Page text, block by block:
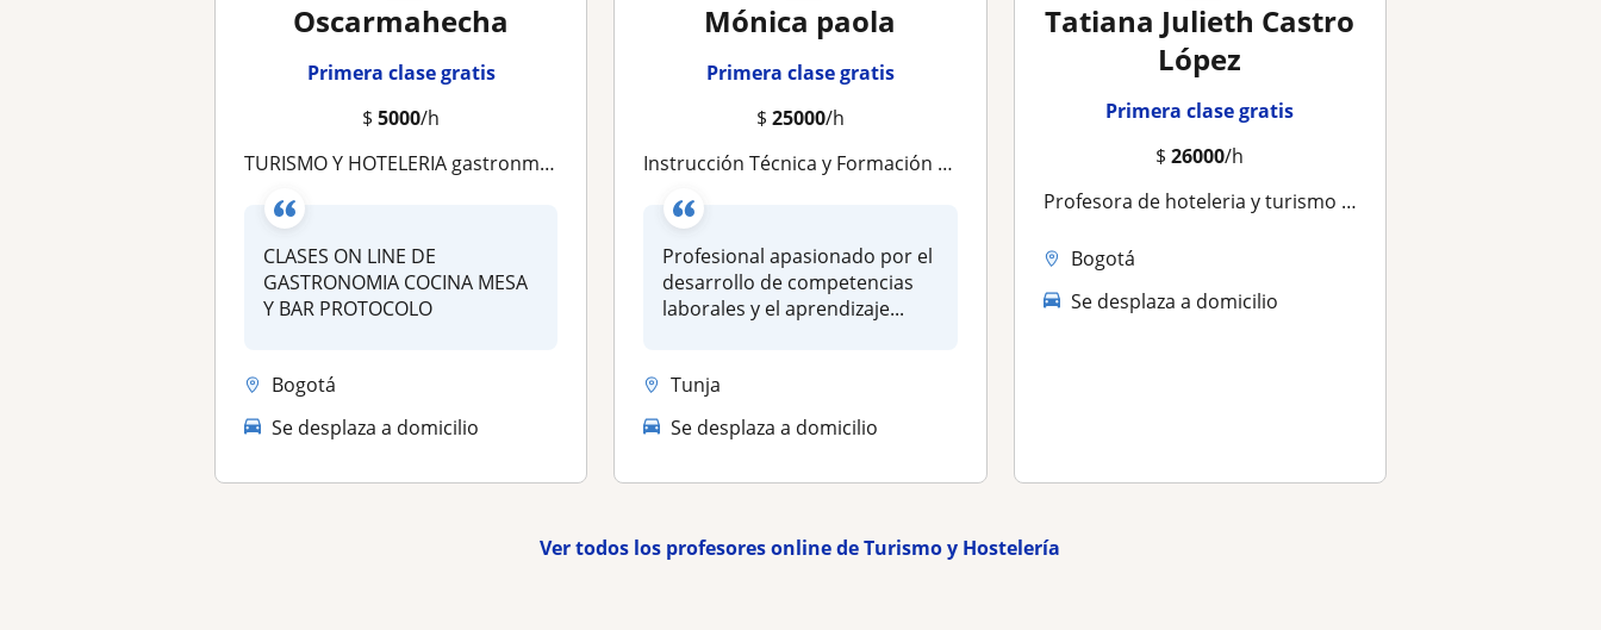
Oscarmahecha
Primera clase gratis
$5000/h
TURISMO Y HOTELERIA gastronmia mesa y bar servicios de comedor
CLASES ON LINE DE
GASTRONOMIA COCINA MESA
Y BAR PROTOCOLO
Bogotá
Se desplaza a domicilio
Mónica paola
Primera clase gratis
$ 25000/h
Instrucción Técnica y Formación por Competencias administrador turistico y hotelero
Profesional apasionado por el
desarrollo de competencias
laborales y el aprendizaje...
Tunja
Se desplaza a domicilio
Tatiana Julieth Castro
López
Primera clase gratis
$26000/h
Profesora de hoteleria y turismo para adultos
Bogotá
Se desplaza a domicilio
Ver todos los profesores online de Turismo y Hostelería